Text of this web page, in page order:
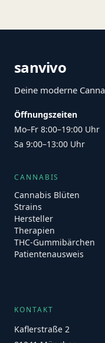
sanvivo
Deine moderne
Öffnungszeiten
Mo–Fr 8:00–19:00 Uhr
Sa 9:00–13:00 Uhr
CANNABIS
Cannabis Blüten
Strains
Hersteller
Therapien
THC-Gummibärchen
Patientenausweis
KONTAKT
Kaflerstraße 2